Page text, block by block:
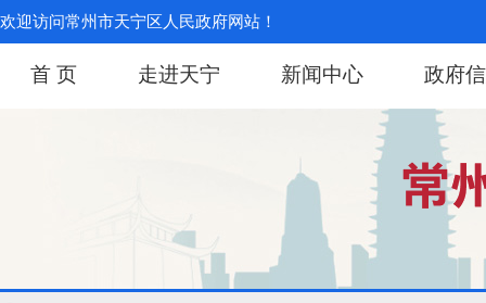
欢迎访问常州市天宁区人民政府网站！
首 页 走进天宁 新闻中心 政府